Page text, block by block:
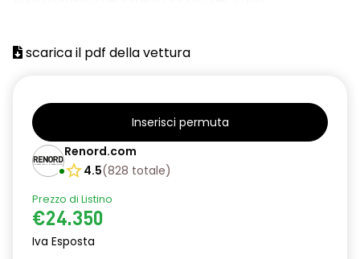
posteriori
alzacristalli anteriori elettrici impulsionali
alzacristalli posteriori elettrici impulsionali
assistenza alla partenza in salita
climatizzatore automatico
scarica il pdf della vettura
Inserisci permuta
Renord.com
4.5(828 totale)
Prezzo di Listino
€24.350
Iva Esposta